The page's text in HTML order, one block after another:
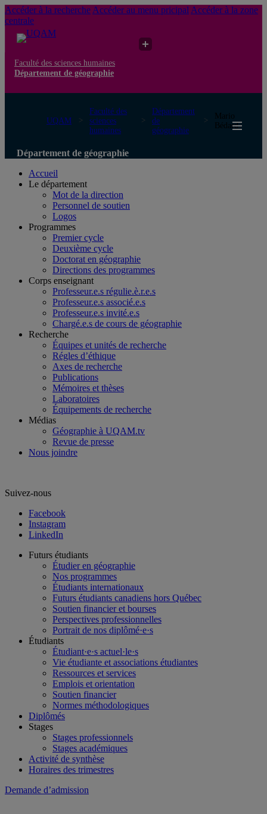
Accéder à la recherche Accéder au menu pricipal Accéder à la zone
centrale
Faculté des sciences humaines
Département de géographie
UQAM
Faculté des
sciences
humaines
Département
de
géographie
Mario
Bédard
Département de géographie
Accueil
Le département
Mot de la direction
Personnel de soutien
Logos
Programmes
Premier cycle
Deuxième cycle
Doctorat en géographie
Directions des programmes
Corps enseignant
Professeur.e.s régulie.è.r.e.s
Professeur.e.s associé.e.s
Professeur.e.s invité.e.s
Chargé.e.s de cours de géographie
Recherche
Équipes et unités de recherche
Régles d’éthique
Axes de recherche
Publications
Mémoires et thèses
Laboratoires
Équipements de recherche
Médias
Géographie à UQAM.tv
Revue de presse
Nous joindre
Suivez-nous
Facebook
Instagram
LinkedIn
Futurs étudiants
Étudier en géographie
Nos programmes
Étudiants internationaux
Futurs étudiants canadiens hors Québec
Soutien financier et bourses
Perspectives professionnelles
Portrait de nos diplômé·e·s
Étudiants
Étudiant·e·s actuel·le·s
Vie étudiante et associations étudiantes
Ressources et services
Emplois et orientation
Soutien financier
Normes méthodologiques
Diplômés
Stages
Stages professionnels
Stages académiques
Activité de synthèse
Horaires des trimestres
Demande d’admission